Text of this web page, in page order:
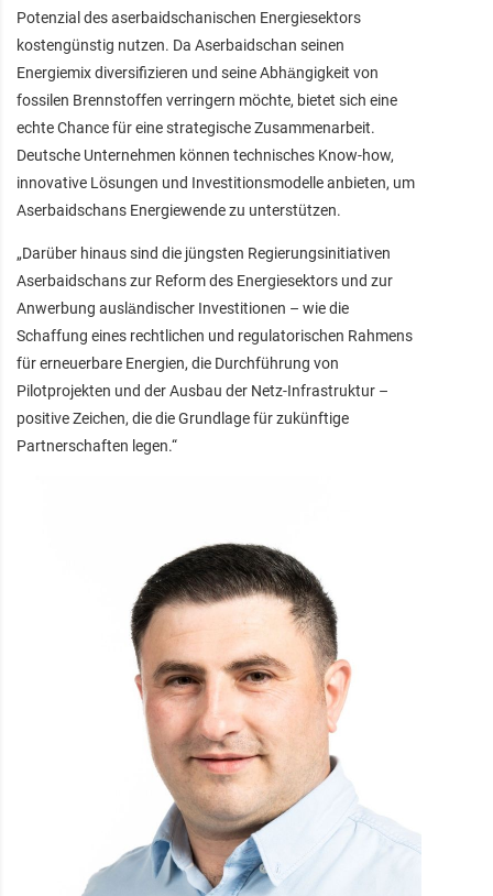
Potenzial des aserbaidschanischen Energiesektors
kostengünstig nutzen. Da Aserbaidschan seinen
Energiemix diversifizieren und seine Abhängigkeit von
fossilen Brennstoffen verringern möchte, bietet sich eine
echte Chance für eine strategische Zusammenarbeit.
Deutsche Unternehmen können technisches Know-how,
innovative Lösungen und Investitionsmodelle anbieten, um
Aserbaidschans Energiewende zu unterstützen.
„Darüber hinaus sind die jüngsten Regierungsinitiativen
Aserbaidschans zur Reform des Energiesektors und zur
Anwerbung ausländischer Investitionen – wie die
Schaffung eines rechtlichen und regulatorischen Rahmens
für erneuerbare Energien, die Durchführung von
Pilotprojekten und der Ausbau der Netz-Infrastruktur –
positive Zeichen, die die Grundlage für zukünftige
Partnerschaften legen.“